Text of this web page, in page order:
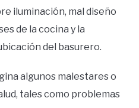
iluminación, mal diseño
de la cocina y la
del basurero.
algunos malestares o
tales como problemas